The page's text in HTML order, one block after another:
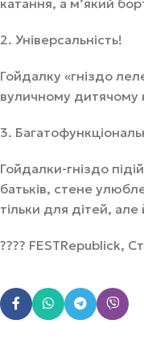
2. Універсальність!
Гойдалку «гніздо
вуличному дитячому
3.
Гойдалки-гніздо
батьків, стене
тільки для дітей,
???? FESTRepublick,